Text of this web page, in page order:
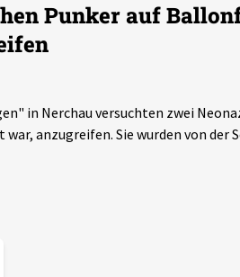
Punker auf
in Nerchau versuchten zwei
war, anzugreifen. Sie wurden von der